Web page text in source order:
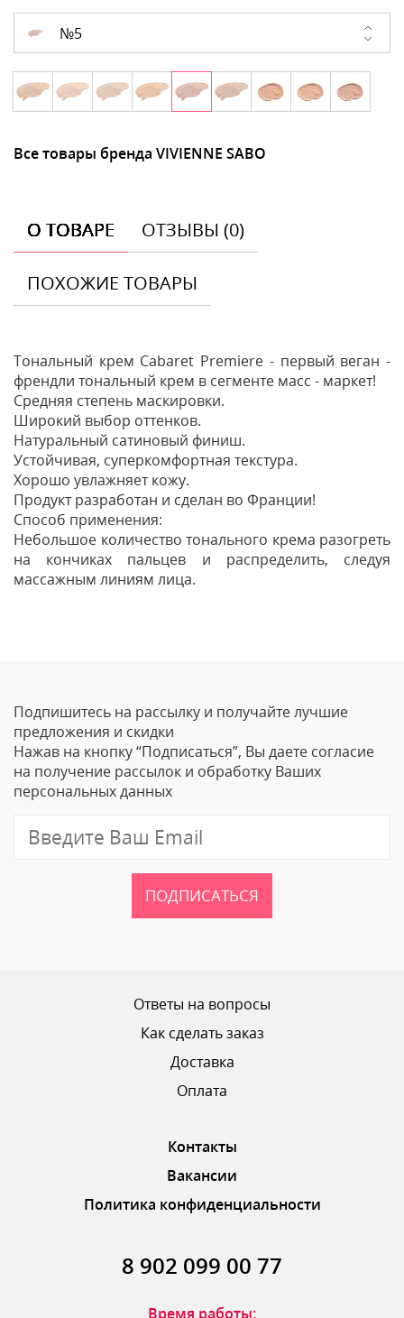
№5
Все товары бренда VIVIENNE SABO
О ТОВАРЕ ОТЗЫВЫ (0)
ПОХОЖИЕ ТОВАРЫ
Тональный крем Сabaret Premiere - первый веган -
френдли тональный крем в сегменте масс - маркет!
Средняя степень маскировки.
Широкий выбор оттенков.
Натуральный сатиновый финиш.
Устойчивая, суперкомфортная текстура.
Хорошо увлажняет кожу.
Продукт разработан и сделан во Франции!
Способ применения:
Небольшое количество тонального крема разогреть
на кончиках пальцев и распределить, следуя
массажным линиям лица.
Ваше Имя
Email
ОТПРАВИТЬ ОТЗЫВ
Подпишитесь на рассылку и получайте лучшие
предложения и скидки
Нажав на кнопку “Подписаться”, Вы даете согласие
на получение рассылок и обработку Ваших
персональных данных
ПОДПИСАТЬСЯ
Ответы на вопросы
Как сделать заказ
Доставка
Оплата
Контакты
Вакансии
Политика конфиденциальности
8 902 099 00 77
Время работы: